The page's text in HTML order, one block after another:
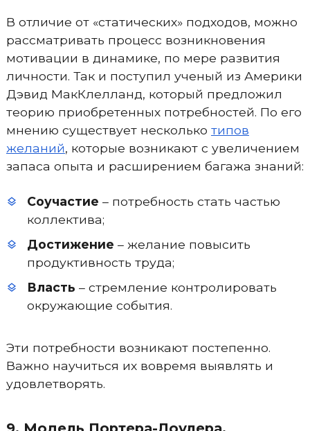
В отличие от «статических» подходов, можно
рассматривать процесс возникновения
мотивации в динамике, по мере развития
личности. Так и поступил ученый из Америки
Дэвид МакКлелланд, который предложил
теорию приобретенных потребностей. По его
мнению существует несколько типов
желаний, которые возникают с увеличением
запаса опыта и расширением багажа знаний:
Соучастие – потребность стать частью
коллектива;
Достижение – желание повысить
продуктивность труда;
Власть – стремление контролировать
окружающие события.
Эти потребности возникают постепенно.
Важно научиться их вовремя выявлять и
удовлетворять.